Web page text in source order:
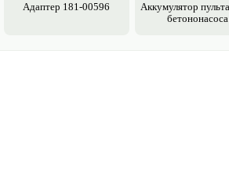
Адаптер 181-00596
Аккумулятор
бетононасоса